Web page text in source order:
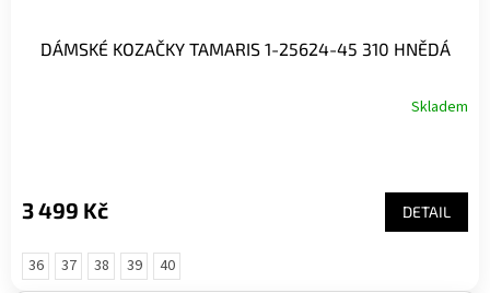
DÁMSKÉ KOZAČKY TAMARIS 1-25624-45 310 HNĚDÁ
Skladem
3 499 Kč DETAIL
36 37 38 39 40